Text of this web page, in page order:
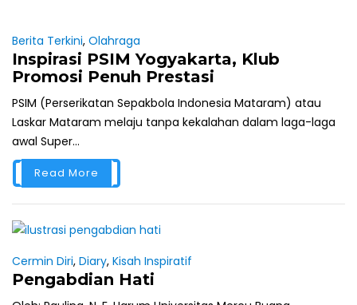
Berita Terkini, Olahraga
Inspirasi PSIM Yogyakarta, Klub
Promosi Penuh Prestasi
PSIM (Perserikatan Sepakbola Indonesia Mataram) atau
Laskar Mataram melaju tanpa kekalahan dalam laga-laga
awal Super...
Read More
Cermin Diri, Diary, Kisah Inspiratif
Pengabdian Hati